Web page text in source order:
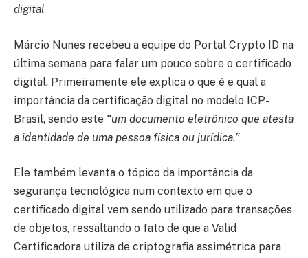
digital
Márcio Nunes recebeu a equipe do Portal Crypto ID na
última semana para falar um pouco sobre o certificado
digital. Primeiramente ele explica o que é e qual a
importância da certificação digital no modelo ICP-
Brasil, sendo este “um documento eletrônico que atesta
a identidade de uma pessoa física ou jurídica.”
Ele também levanta o tópico da importância da
segurança tecnológica num contexto em que o
certificado digital vem sendo utilizado para transações
de objetos, ressaltando o fato de que a Valid
Certificadora utiliza de criptografia assimétrica para